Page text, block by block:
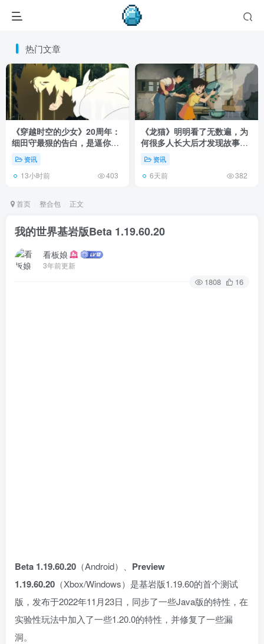
热门文章
《穿越时空的少女》20周年：
细田守最狠的告白，是逼你承
认有些夏天回不去了！
资讯
13小时前 403
《龙猫》明明看了无数遍，为
何很多人长大后才发现故事根
本不在 1988 年！
资讯
6天前 382
首页 整合包 正文
我的世界基岩版Beta 1.19.60.20
看板娘
3年前更新
1808 16
Beta 1.19.60.20 （Android）、 Preview
1.19.60.20 （Xbox/Windows）是基岩版1.19.60的首个测试
版，发布于2022年11月23日 ，同步了一些Java版的特性，在
实验性玩法中加入了一些1.20.0的特性，并修复了一些漏
洞。